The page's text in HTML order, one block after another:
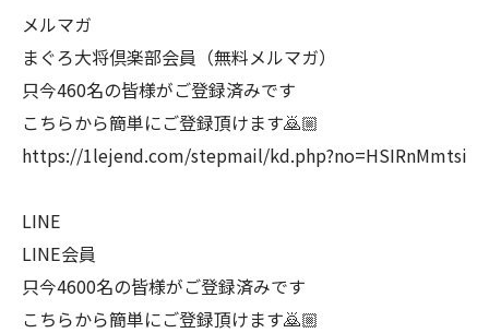
メルマガ
まぐろ大将倶楽部会員（無料メルマガ）
只今460名の皆様がご登録済みです
こちらから簡単にご登録頂けます🙇🏼
https://1lejend.com/stepmail/kd.php?no=HSIRnMmtsi
LINE
LINE会員
只今4600名の皆様がご登録済みです
こちらから簡単にご登録頂けます🙇🏼